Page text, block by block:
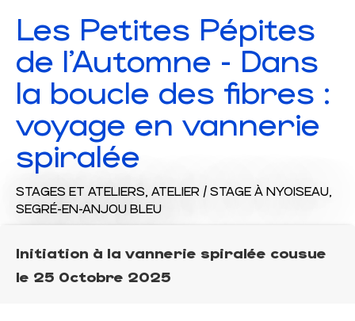
Les Petites Pépites
de l'Automne - Dans
la boucle des fibres :
voyage en vannerie
spiralée
STAGES ET ATELIERS, ATELIER / STAGE À NYOISEAU,
SEGRÉ-EN-ANJOU BLEU
Initiation à la vannerie spiralée cousue
le 25 Octobre 2025